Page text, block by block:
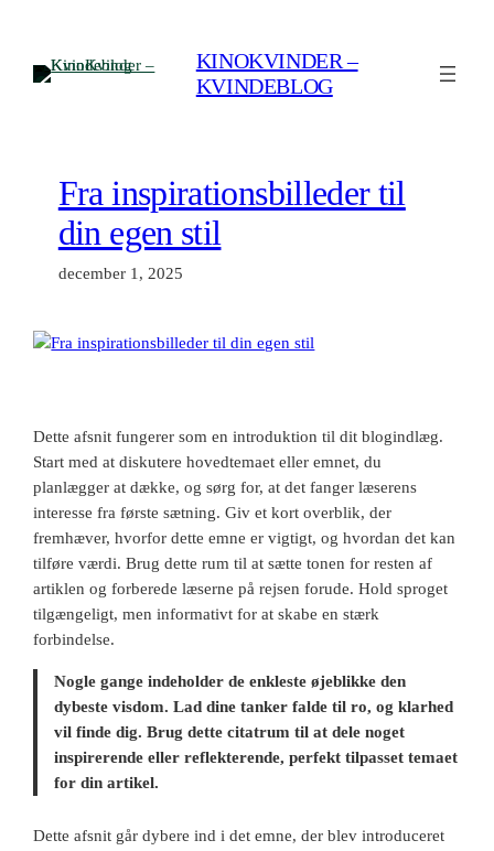
indhold
KINOKVINDER –
KVINDEBLOG
Fra inspirationsbilleder til
din egen stil
december 1, 2025
Dette afsnit fungerer som en introduktion til dit blogindlæg.
Start med at diskutere hovedtemaet eller emnet, du
planlægger at dække, og sørg for, at det fanger læserens
interesse fra første sætning. Giv et kort overblik, der
fremhæver, hvorfor dette emne er vigtigt, og hvordan det kan
tilføre værdi. Brug dette rum til at sætte tonen for resten af
artiklen og forberede læserne på rejsen forude. Hold sproget
tilgængeligt, men informativt for at skabe en stærk
forbindelse.
Nogle gange indeholder de enkleste øjeblikke den
dybeste visdom. Lad dine tanker falde til ro, og klarhed
vil finde dig. Brug dette citatrum til at dele noget
inspirerende eller reflekterende, perfekt tilpasset temaet
for din artikel.
Dette afsnit går dybere ind i det emne, der blev introduceret